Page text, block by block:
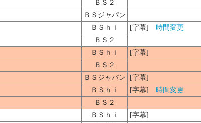
ＢＳ２
ＢＳジャパン
ＢＳｈｉ [字幕] 時間変更
ＢＳ２
ＢＳｈｉ
[字幕]
ＢＳ２
ＢＳジャパン
[字幕]
ＢＳｈｉ [字幕] 時間変更
ＢＳ２
ＢＳｈｉ
[字幕]